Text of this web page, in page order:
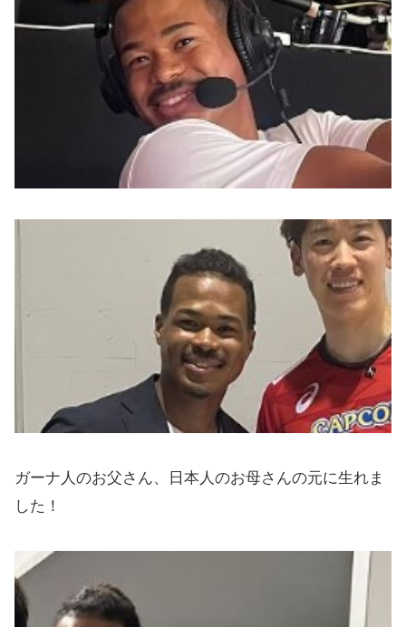
ガーナ人のお父さん、日本人のお母さんの元に生れま
した！